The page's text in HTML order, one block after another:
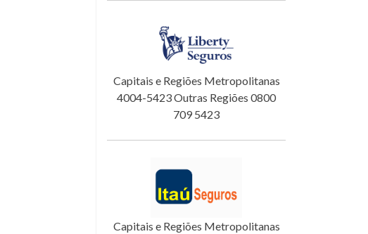
Capitais e Regiões Metropolitanas
4004-5423 Outras Regiões 0800
709 5423
Capitais e Regiões Metropolitanas